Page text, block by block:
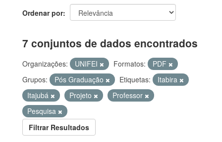
Ordenar por
7 conjuntos de dados encontrados
Organizações: UNIFEI Formatos:
PDF
Grupos:
Pós Graduação Etiquetas:
Itabira
Itajubá
Projeto
Professor
Pesquisa
Filtrar Resultados